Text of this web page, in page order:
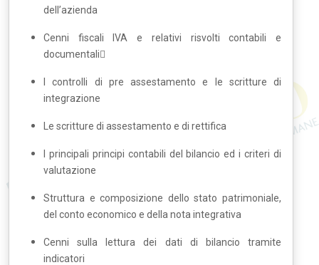
dell’azienda
Cenni fiscali IVA e relativi risvolti contabili e
documentali
I controlli di pre assestamento e le scritture di
integrazione
Le scritture di assestamento e di rettifica
I principali principi contabili del bilancio ed i criteri di
valutazione
Struttura e composizione dello stato patrimoniale,
del conto economico e della nota integrativa
Cenni sulla lettura dei dati di bilancio tramite
indicatori